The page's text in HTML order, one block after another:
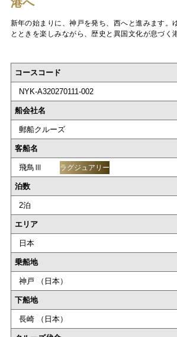
新年の始まりに、神戸を発ち、西へと進みます。
とときを楽しみながら、歴史と異国文化が息づく
コースコード
NYK-A320270111-002
船会社名
郵船クルーズ
客船名
飛鳥Ⅲ ラグジュアリー
泊数
2泊
エリア
日本
乗船地
神戸 （日本）
下船地
長崎 （日本）